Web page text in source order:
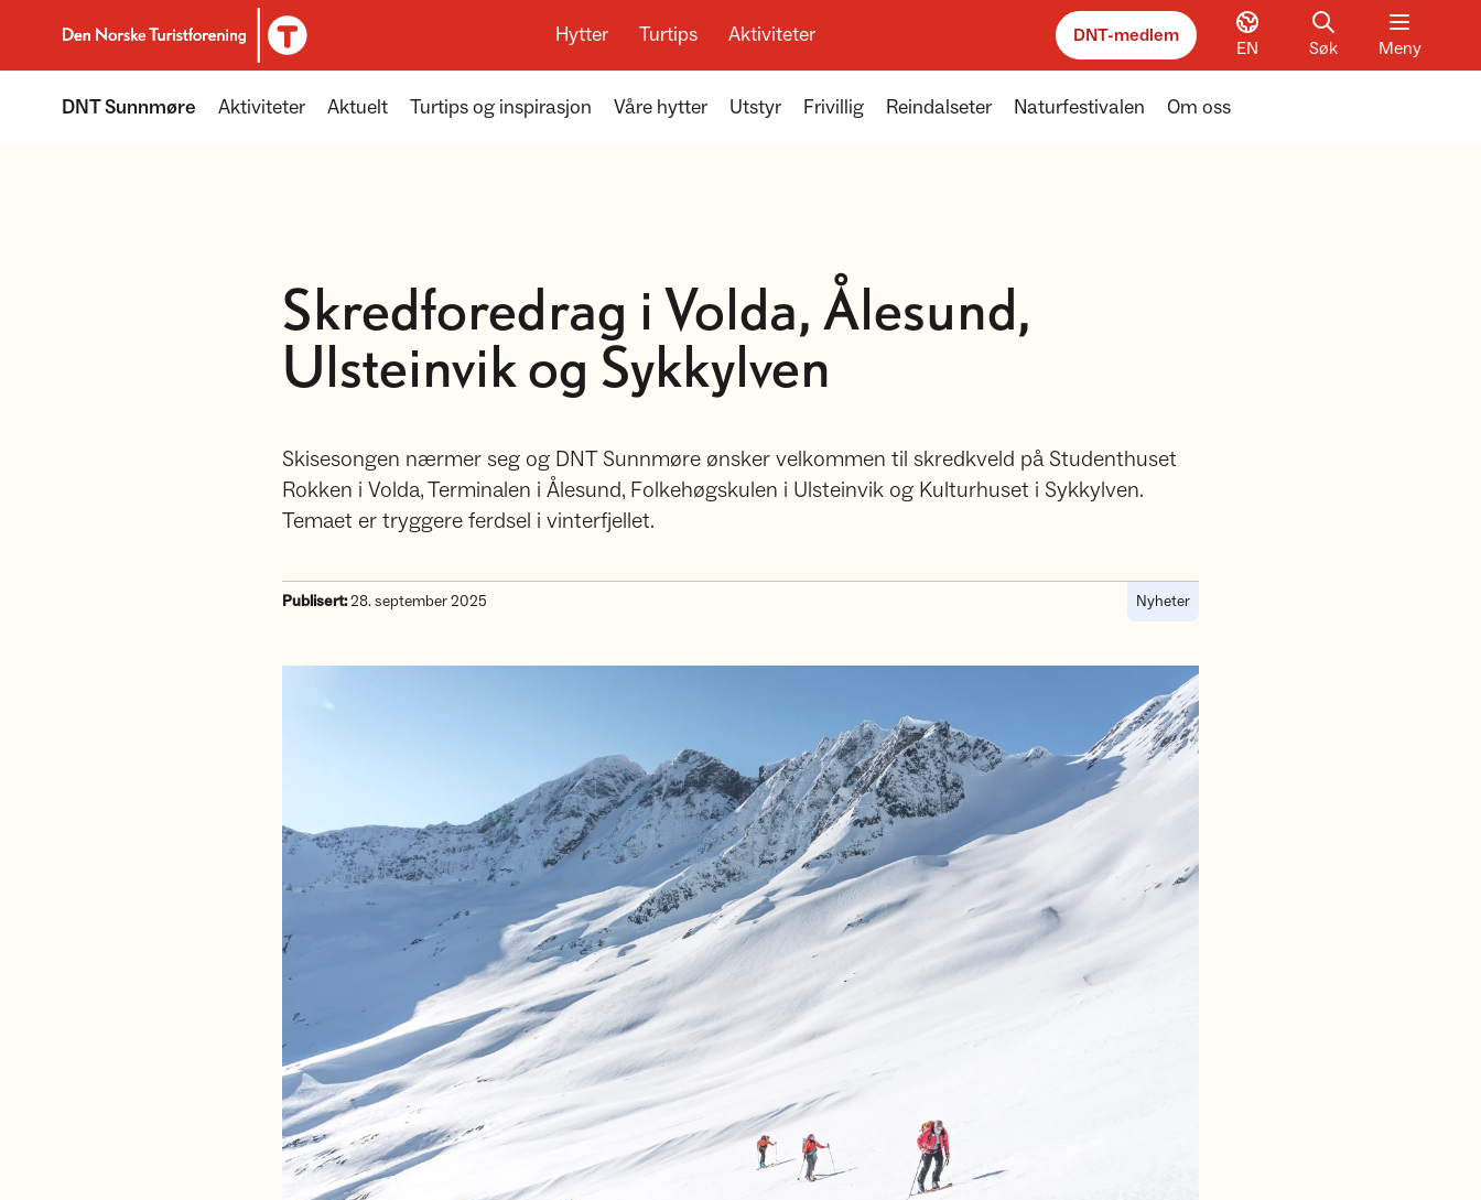
Til DNT.no forside
Hytter Turtips Aktiviteter DNT-medlem
EN Søk Meny
DNT Sunnmøre Aktiviteter Aktuelt Turtips og inspirasjon Våre hytter Utstyr Frivillig Reindalseter Naturfestivalen Om oss
Skredforedrag i Volda, Ålesund,
Ulsteinvik og Sykkylven
Skisesongen nærmer seg og DNT Sunnmøre ønsker velkommen til skredkveld på Studenthuset
Rokken i Volda, Terminalen i Ålesund, Folkehøgskulen i Ulsteinvik og Kulturhuset i Sykkylven.
Temaet er tryggere ferdsel i vinterfjellet.
Publisert:28. september 2025 Nyheter